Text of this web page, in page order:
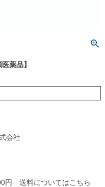
薬品】
会社
円 送料についてはこちら